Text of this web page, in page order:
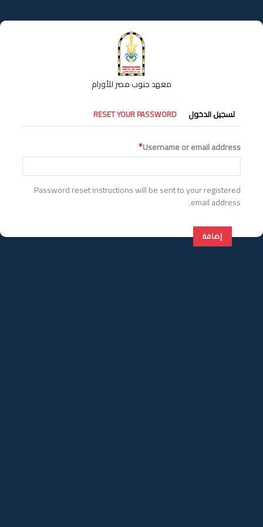
إلى
المحتوى
معهد جنوب مصر للأورام
التبويبات
الأساسية
تسجيل الدخول RESET YOUR PASSWORD
Username or email address
Password reset instructions will be sent to your registered
email address.